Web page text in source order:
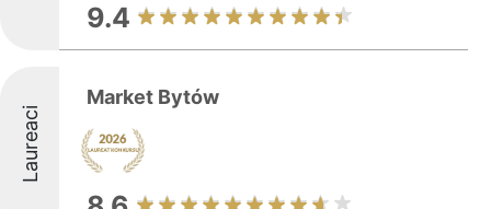
9.4
Laureaci
Market Bytów